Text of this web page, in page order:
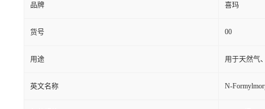
品牌 喜玛
货号 00
用途 用于天然气
英文名称 N-